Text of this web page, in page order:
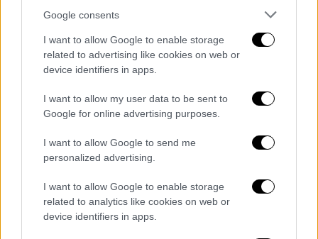
Google consents
I want to allow Google to enable storage
related to advertising like cookies on web or
device identifiers in apps.
I want to allow my user data to be sent to
Google for online advertising purposes.
I want to allow Google to send me
personalized advertising.
I want to allow Google to enable storage
related to analytics like cookies on web or
device identifiers in apps.